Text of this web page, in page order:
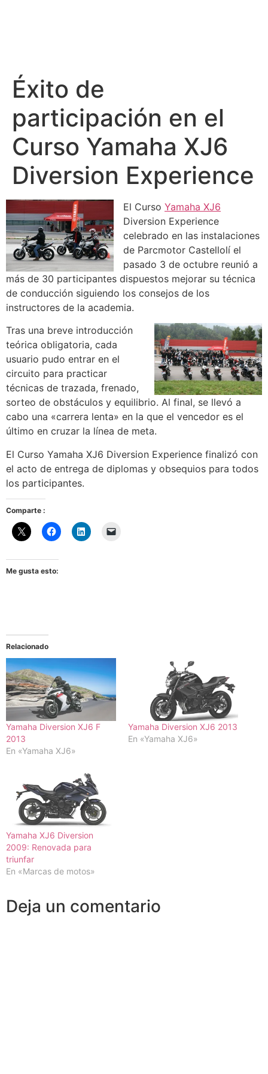
Éxito de
participación en el
Curso Yamaha XJ6
Diversion Experience
El Curso Yamaha XJ6
Diversion Experience
celebrado en las instalaciones
de Parcmotor Castellolí el
pasado 3 de octubre reunió a
más de 30 participantes dispuestos mejorar su técnica
de conducción siguiendo los consejos de los
instructores de la academia.
Tras una breve introducción
teórica obligatoria, cada
usuario pudo entrar en el
circuito para practicar
técnicas de trazada, frenado,
sorteo de obstáculos y equilibrio. Al final, se llevó a
cabo una «carrera lenta» en la que el vencedor es el
último en cruzar la línea de meta.
El Curso Yamaha XJ6 Diversion Experience finalizó con
el acto de entrega de diplomas y obsequios para todos
los participantes.
Comparte :
Me gusta esto:
Relacionado
Yamaha Diversion XJ6 F
2013
En «Yamaha XJ6»
Yamaha Diversion XJ6 2013
En «Yamaha XJ6»
Yamaha XJ6 Diversion
2009: Renovada para
triunfar
En «Marcas de motos»
Deja un comentario